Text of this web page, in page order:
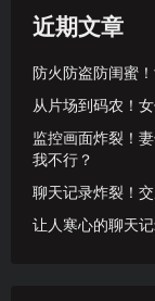
近期文章
防火防盗防闺蜜
从片场到码农！
监控画面炸裂！
我不行？
聊天记录炸裂！
让人寒心的聊天